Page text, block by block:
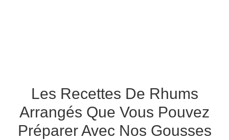
Les Recettes De Rhums
Arrangés Que Vous Pouvez
Préparer Avec Nos Gousses